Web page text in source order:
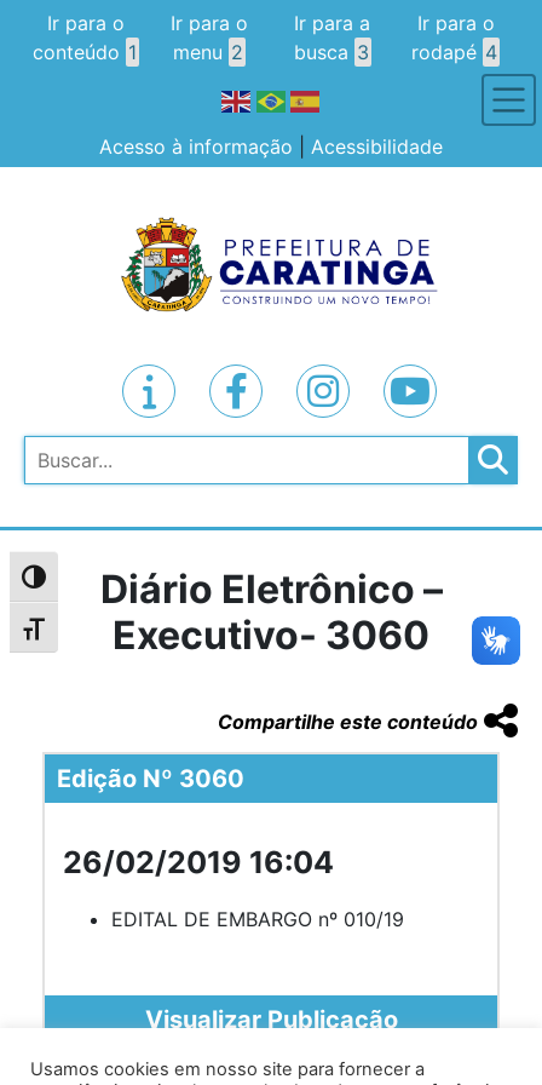
Alternar alto contraste
Alternar tamanho da fonte
Ir para o
conteúdo 1
Ir para o
menu 2
Ir para a
busca 3
Ir para o
rodapé 4
Acesso à informação Acessibilidade
Pesquisar
Diário Eletrônico –
Executivo- 3060
Compartilhe este conteúdo
Edição Nº 3060
26/02/2019 16:04
EDITAL DE EMBARGO nº 010/19
Visualizar Publicação
Usamos cookies em nosso site para fornecer a